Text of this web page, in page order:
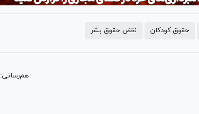
حقوق کودکان نقض حقوق بشر
هم‌رسانی: